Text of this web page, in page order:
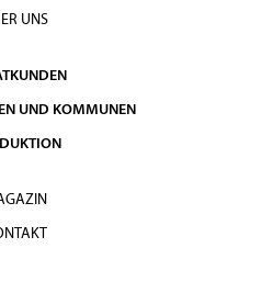
UNS
UND KOMMUNEN